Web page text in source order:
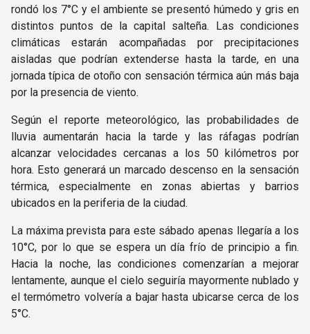
rondó los 7°C y el ambiente se presentó húmedo y gris en
distintos puntos de la capital salteña. Las condiciones
climáticas estarán acompañadas por precipitaciones
aisladas que podrían extenderse hasta la tarde, en una
jornada típica de otoño con sensación térmica aún más baja
por la presencia de viento.
Según el reporte meteorológico, las probabilidades de
lluvia aumentarán hacia la tarde y las ráfagas podrían
alcanzar velocidades cercanas a los 50 kilómetros por
hora. Esto generará un marcado descenso en la sensación
térmica, especialmente en zonas abiertas y barrios
ubicados en la periferia de la ciudad.
La máxima prevista para este sábado apenas llegaría a los
10°C, por lo que se espera un día frío de principio a fin.
Hacia la noche, las condiciones comenzarían a mejorar
lentamente, aunque el cielo seguiría mayormente nublado y
el termómetro volvería a bajar hasta ubicarse cerca de los
5°C.